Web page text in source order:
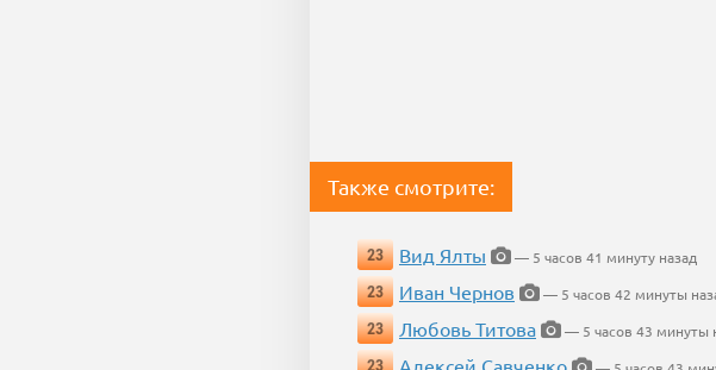
Также смотрите:
23 Вид Ялты
— 5 часов 41 минуту назад
23
Иван Чернов
— 5 часов 42 минуты
23
Любовь Титова
— 5 часов 43 минуты
23